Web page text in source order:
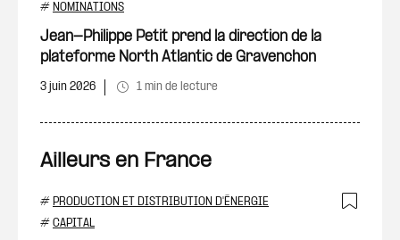
# NOMINATIONS
Jean-Philippe Petit prend la direction de la
plateforme North Atlantic de Gravenchon
3 juin 2026 1 min de lecture
Ailleurs en France
# PRODUCTION ET DISTRIBUTION D'ÉNERGIE
# CAPITAL